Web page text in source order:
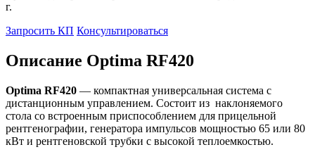
г.
Запросить КП Консультироваться
Описание Optima RF420
Optima RF420 — компактная универсальная система с
дистанционным управлением. Состоит из наклоняемого
стола со встроенным приспособлением для прицельной
рентгенографии, генератора импульсов мощностью 65 или 80
кВт и рентгеновской трубки с высокой теплоемкостью.